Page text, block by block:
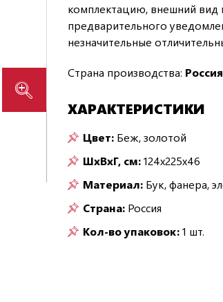
комплектацию, внешний вид
предварительного
незначительные
Страна производства: Россия
ХАРАКТЕРИСТИКИ
Цвет: Беж, золотой
ШxВxГ, см:124x225x46
Материал: Бук, фанера,
Страна: Россия
Кол-во упаковок:1 шт.